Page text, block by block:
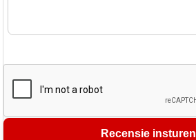
Recensie insturen